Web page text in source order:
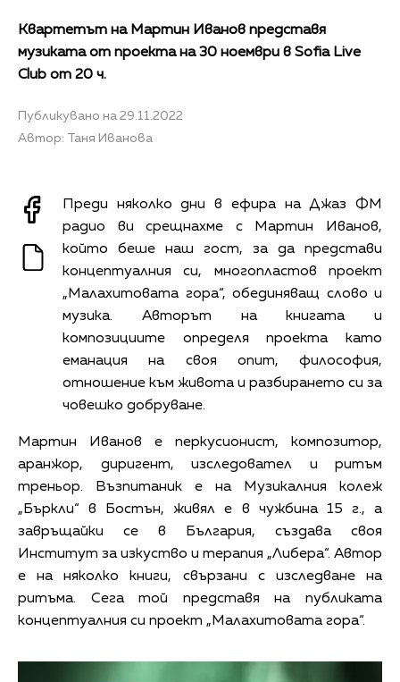
Квартетът на Мартин Иванов представя
музиката от проекта на 30 ноември в Sofia Live
Club от 20 ч.
Публикувано на 29.11.2022
Автор: Таня Иванова
Преди няколко дни в ефира на Джаз ФМ
радио ви срещнахме с Мартин Иванов,
който беше наш гост, за да представи
концептуалния си, многопластов проект
„Малахитовата гора“, обединяващ слово и
музика. Авторът на книгата и
композициите определя проекта като
еманация на своя опит, философия,
отношение към живота и разбирането си за
човешко добруване.
Мартин Иванов е перкусионист, композитор,
аранжор, диригент, изследовател и ритъм
треньор. Възпитаник е на Музикалния колеж
„Бъркли“ в Бостън, живял е в чужбина 15 г., а
завръщайки се в България, създава своя
Институт за изкуство и терапия „Либера“. Автор
е на няколко книги, свързани с изследване на
ритъма. Сега той представя на публиката
концептуалния си проект „Малахитовата гора“.